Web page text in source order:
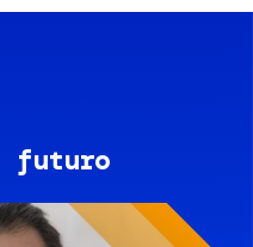
futuro